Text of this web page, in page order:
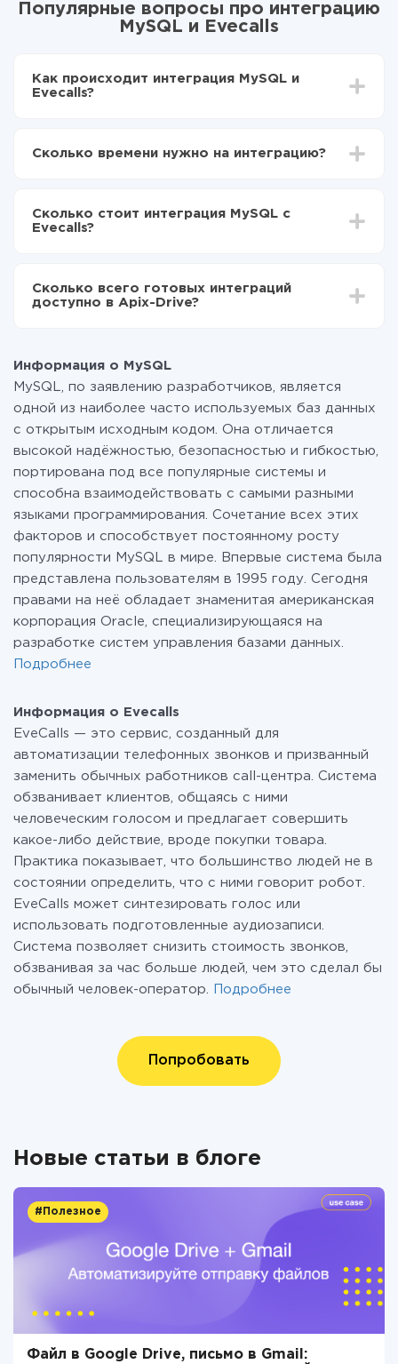
Популярные вопросы про интеграцию
MySQL и Evecalls
Как происходит интеграция MySQL и
Evecalls?
Выбираете какие данные передавать из MySQL в
передаваться из MySQL в Evecalls
Сколько времени нужно на интеграцию?
отличаться и составлять от 5-ти до 30-минут. В
среднем настройка занимает 10-15 минут.
Сколько стоит интеграция MySQL с
Evecalls?
функционал. Вы оплачиваете только количество
данных, которые по факту передаются из одной
перейти на платный, при необходимости. Подробнее
отарифах.
Сколько всего готовых интеграций
доступно в Apix-Drive?
Информация о MySQL
MySQL, по заявлению разработчиков, является
одной из наиболее часто используемых баз данных
с открытым исходным кодом. Она отличается
высокой надёжностью, безопасностью и гибкостью,
портирована под все популярные системы и
способна взаимодействовать с самыми разными
языками программирования. Сочетание всех этих
факторов и способствует постоянному росту
популярности MySQL в мире. Впервые система была
представлена пользователям в 1995 году. Сегодня
правами на неё обладает знаменитая американская
корпорация Oracle, специализирующаяся на
разработке систем управления базами данных.
Подробнее
Информация о Evecalls
EveCalls — это сервис, созданный для
автоматизации телефонных звонков и призванный
заменить обычных работников call-центра. Система
обзванивает клиентов, общаясь с ними
человеческим голосом и предлагает совершить
какое-либо действие, вроде покупки товара.
Практика показывает, что большинство людей не в
состоянии определить, что с ними говорит робот.
EveCalls может синтезировать голос или
использовать подготовленные аудиозаписи.
Система позволяет снизить стоимость звонков,
обзванивая за час больше людей, чем это сделал бы
обычный человек-оператор.
Подробнее
Попробовать
Новые статьи в блоге
#Полезное
Файл в Google Drive, письмо в Gmail: